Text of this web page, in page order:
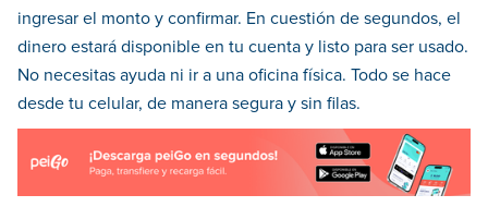
ingresar el monto y confirmar. En cuestión de segundos, el
dinero estará disponible en tu cuenta y listo para ser usado.
No necesitas ayuda ni ir a una oficina física. Todo se hace
desde tu celular, de manera segura y sin filas.